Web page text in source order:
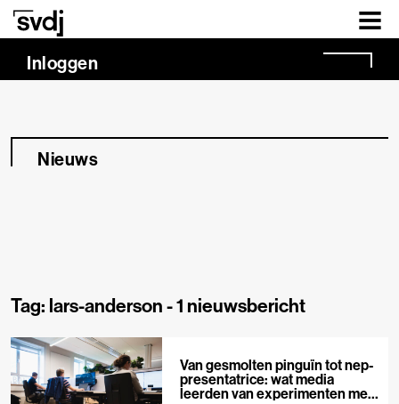
Naar hoofdinhoud
Inloggen
Nieuws
Tag: lars-anderson -1 nieuwsbericht
Van gesmolten pinguïn tot nep-
presentatrice: wat media
leerden van experimenten met